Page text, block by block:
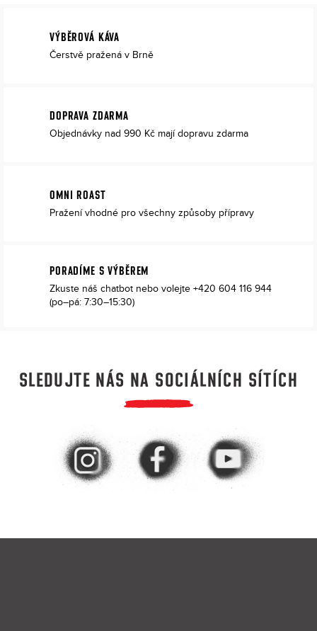
VÝBĚROVÁ KÁVA
Čerstvě pražená v Brně
DOPRAVA ZDARMA
Objednávky nad 990 Kč mají dopravu zdarma
OMNI ROAST
Pražení vhodné pro všechny způsoby přípravy
PORADÍME S VÝBĚREM
Zkuste náš chatbot nebo volejte +420 604 116 944
(po–pá: 7:30–15:30)
SLEDUJTE NÁS NA SOCIÁLNÍCH SÍTÍCH